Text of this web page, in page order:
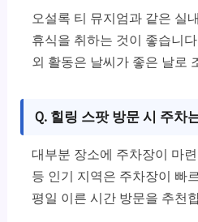
오설록 티 뮤지엄과 같은 실
휴식을 취하는 것이 좋습니
외 활동은 날씨가 좋은 날로
Q. 힐링 스팟 방문 시 주차
대부분 장소에 주차장이 마
등 인기 지역은 주차장이 빠
평일 이른 시간 방문을 추천